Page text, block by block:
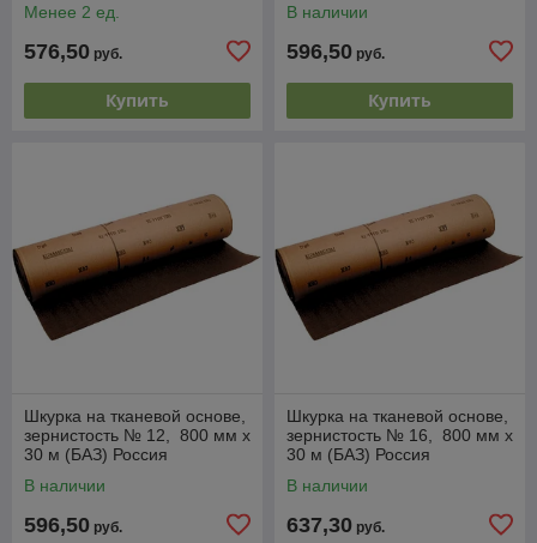
Менее 2 ед.
576,50 руб.
Купить
В наличии
596,50 руб.
Купить
Шкурка на тканевой основе,
зернистость № 12, 800 мм х
30 м (БАЗ) Россия
В наличии
596,50 руб.
Шкурка на тканевой основе,
зернистость № 16, 800 мм х
30 м (БАЗ) Россия
В наличии
637,30 руб.